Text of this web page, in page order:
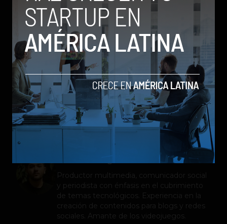
un solo lugar, sin necesidad de recurrir a otras
páginas por aparte para organizar todo lo
relacionado, desde vuelos hasta estadía e
incluso poder mirar en qué época del año es
mejor viajar.
googlePLANEARvacacionesViajes
Productor multimedia, comunicador social
y periodista con énfasis en el cubrimiento
de temas tecnológicos. Experiencia en la
creación de contenidos para blogs y redes
sociales. Amante de los videojuegos.